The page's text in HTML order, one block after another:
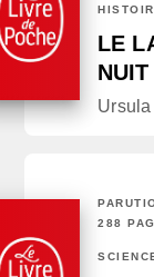
LE
NUIT
288